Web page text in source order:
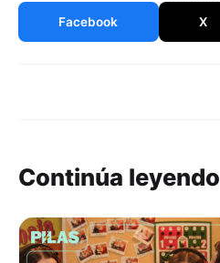
Facebook X
Continúa leyendo